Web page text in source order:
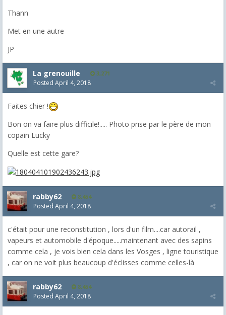
Thann
Met en une autre
JP
La grenouille 3,271
Posted April 4, 2018
Faites chier !
Bon on va faire plus difficile!..... Photo prise par le père de mon
copain Lucky
Quelle est cette gare?
rabby62 8,454
Posted April 4, 2018
c'était pour une reconstitution , lors d'un film....car autorail ,
vapeurs et automobile d'époque.....maintenant avec des sapins
comme cela , je vois bien cela dans les Vosges , ligne touristique
, car on ne voit plus beaucoup d'éclisses comme celles-là
rabby62 8,454
Posted April 4, 2018